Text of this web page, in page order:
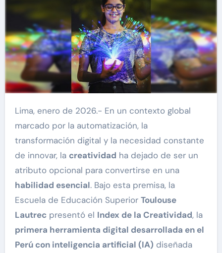
Lima, enero de 2026.- En un contexto global
marcado por la automatización, la
transformación digital y la necesidad constante
de innovar, la creatividad ha dejado de ser un
atributo opcional para convertirse en una
habilidad esencial. Bajo esta premisa, la
Escuela de Educación Superior Toulouse
Lautrecpresentó el Index de la Creatividad, la
primera herramienta digital desarrollada en el
Perú con inteligencia artificial (IA) diseñada